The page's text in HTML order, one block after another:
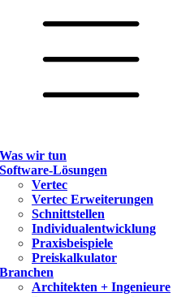
Was wir tun
Software-Lösungen
Vertec
Vertec Erweiterungen
Schnittstellen
Individualentwicklung
Praxisbeispiele
Preiskalkulator
Branchen
Architekten + Ingenieure